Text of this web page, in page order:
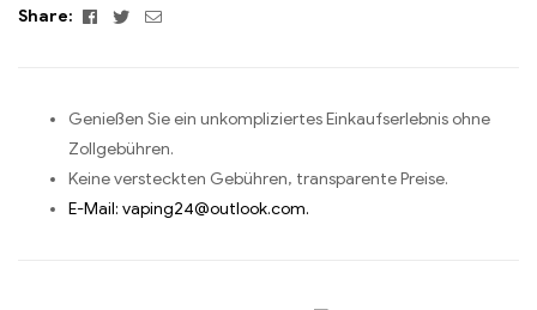
Share:
Facebook
TwitterEmail
Genießen Sie ein unkompliziertes Einkaufserlebnis ohne
Zollgebühren.
Keine versteckten Gebühren, transparente Preise.
E-Mail: vaping24@outlook.com.